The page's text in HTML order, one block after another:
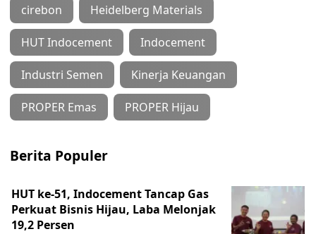
cirebon Heidelberg Materials
HUT Indocement Indocement
Industri Semen Kinerja Keuangan
PROPER Emas PROPER Hijau
Berita Populer
HUT ke-51, Indocement Tancap Gas
Perkuat Bisnis Hijau, Laba Melonjak
19,2 Persen